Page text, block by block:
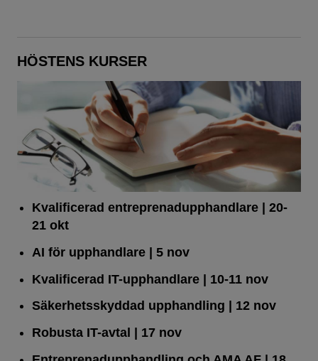
HÖSTENS KURSER
Kvalificerad entreprenad­upphandlare
| 20-
21 okt
AI för upphandlare| 5 nov
Kvalificerad IT-upphandlare| 10-11 nov
Säkerhetsskyddad upphandling | 12 nov
Robusta IT-avtal
| 17 nov